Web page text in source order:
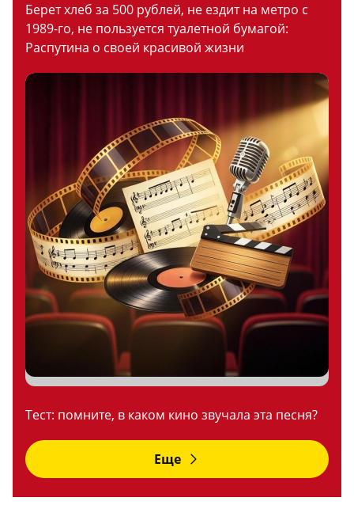
Берет хлеб за 500 рублей, не ездит на метро с
1989-го, не пользуется туалетной бумагой:
Распутина о своей красивой жизни
Тест: помните, в каком кино звучала эта песня?
Еще